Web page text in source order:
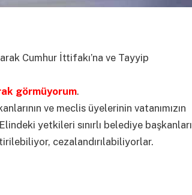
Cumhur İttifakı’na ve Tayyip
görmüyorum.
ve meclis üyelerinin vatanımızın
yetkileri sınırlı belediye başkanları
cezalandırılabiliyorlar.